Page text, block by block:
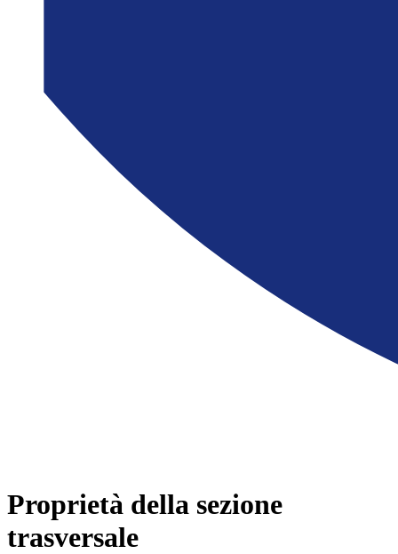
Proprietà della sezione
trasversale